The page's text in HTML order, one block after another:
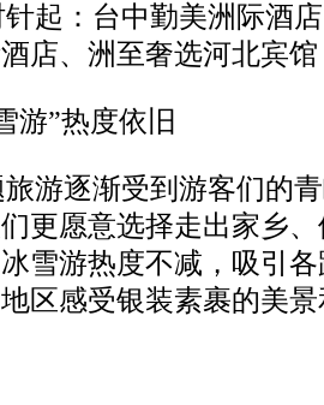
起：台中勤美洲际酒
店、洲至奢选河北宾馆
游”热度依旧
游逐渐受到游客们的
更愿意选择走出家乡
雪游热度不减，吸引
区感受银装素裹的美